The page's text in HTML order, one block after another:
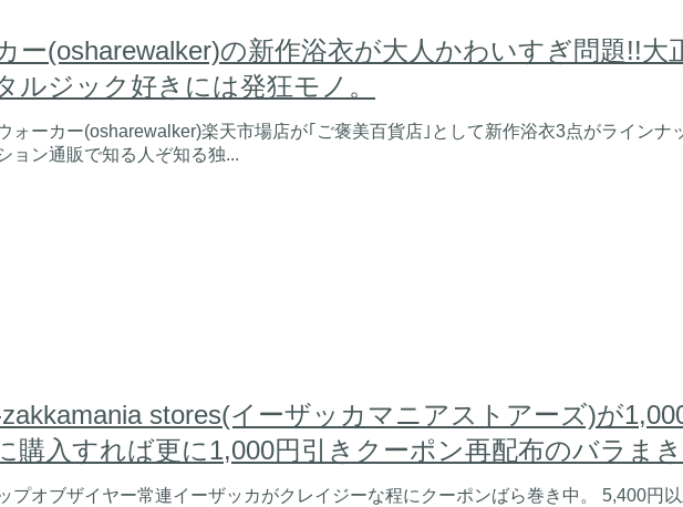
ー(osharewalker)の新作浴衣が大人かわいすぎ問題!!大
ルジック好きには発狂モノ。
ォーカー(osharewalker)楽天市場店が｢ご褒美百貨店｣として新作浴衣3点がラインナ
ョン通販で知る人ぞ知る独...
zakkamania stores(イーザッカマニアストアーズ)が
購入すれば更に1,000円引きクーポン再配布のバラまき
プオブザイヤー常連イーザッカがクレイジーな程にクーポンばら巻き中。 5,400円